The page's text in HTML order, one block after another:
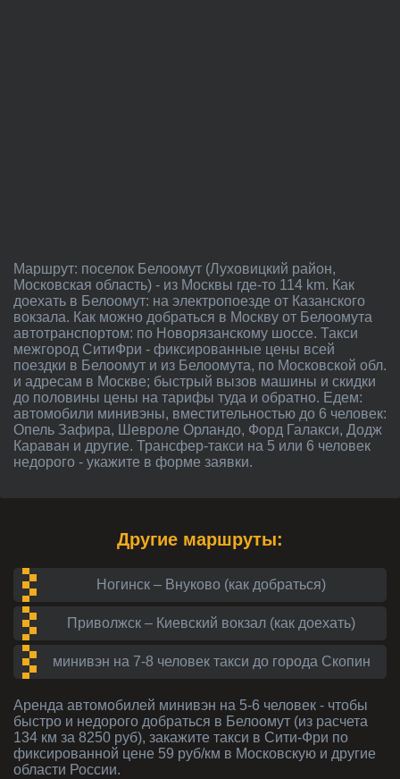
Маршрут: поселок Белоомут (Луховицкий район,
Московская область) - из Москвы где-то 114 km. Как
доехать в Белоомут: на электропоезде от Казанского
вокзала. Как можно добраться в Москву от Белоомута
автотранспортом: по Новорязанскому шоссе. Такси
межгород СитиФри - фиксированные цены всей
поездки в Белоомут и из Белоомута, по Московской обл.
и адресам в Москве; быстрый вызов машины и скидки
до половины цены на тарифы туда и обратно. Едем:
автомобили минивэны, вместительностью до 6 человек:
Опель Зафира, Шевроле Орландо, Форд Галакси, Додж
Караван и другие. Трансфер-такси на 5 или 6 человек
недорого - укажите в форме заявки.
Другие маршруты:
Ногинск – Внуково (как добраться)
Приволжск – Киевский вокзал (как доехать)
минивэн на 7-8 человек такси до города Скопин
Аренда автомобилей минивэн на 5-6 человек - чтобы
быстро и недорого добраться в Белоомут (из расчета
134 км за 8250 руб), закажите такси в Сити-Фри по
фиксированной цене 59 руб/км в Московскую и другие
области России.